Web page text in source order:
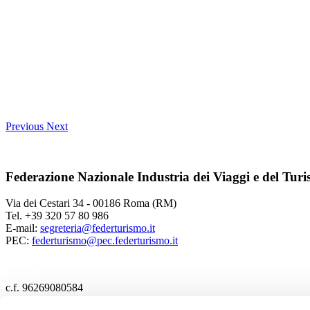
Previous Next
Federazione Nazionale Industria dei Viaggi e del
Via dei Cestari 34 - 00186 Roma (RM)
Tel. +39 320 57 80 986
E-mail: segreteria@federturismo.it
PEC: federturismo@pec.federturismo.it
c.f. 96269080584